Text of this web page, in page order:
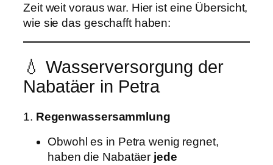
Zeit weit voraus war. Hier ist eine Übersicht,
wie sie das geschafft haben:
💧 Wasserversorgung der
Nabatäer in Petra
1. Regenwassersammlung
Obwohl es in Petra wenig regnet,
haben die Nabatäer jede